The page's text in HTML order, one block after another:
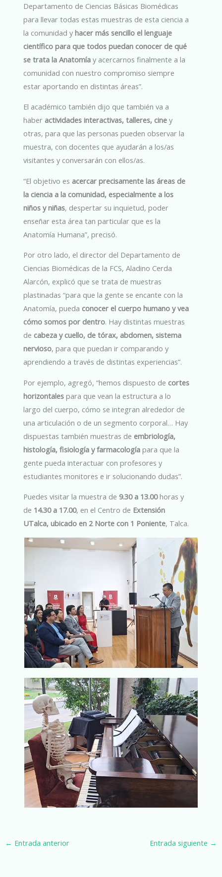
Departamento de Ciencias Básicas Biomédicas
para llevar todas estas muestras de esta ciencia a
la comunidad yhacer más sencillo el lenguaje
científico para que todos puedan conocer de qué
se trata la Anatomía y acercarnos finalmente a la
comunidad con nuestro compromiso siempre
estar aportando en distintas áreas”.
El académico también dijo que también va a
haber actividades interactivas, talleres, cine y
otras, para que las personas pueden observar la
muestra, con docentes que ayudarán a los/as
visitantes y conversarán con ellos/as.
“El objetivo es acercar precisamente las áreas de
la ciencia a la comunidad, especialmente a los
niños y niñas, despertar su inquietud, poder
enseñar esta área tan particular que es la
Anatomía Humana”, precisó.
Por otro lado, el director del Departamento de
Ciencias Biomédicas de la FCS, Aladino Cerda
Alarcón, explicó que se trata de muestras
plastinadas “para que la gente se encante con la
Anatomía, pueda conocer el cuerpo humano y vea
cómo somos por dentro. Hay distintas muestras
de cabeza y cuello, de tórax, abdomen, sistema
nervioso, para que puedan ir comparando y
aprendiendo a través de distintas experiencias”.
Por ejemplo, agregó, “hemos dispuesto de cortes
horizontales para que vean la estructura a lo
largo del cuerpo, cómo se integran alrededor de
una articulación o de un segmento corporal… Hay
dispuestas también muestras de embriología,
histología, fisiología y farmacología para que la
gente pueda interactuar con profesores y
estudiantes monitores e ir solucionando dudas”.
Puedes visitar la muestra de 9.30 a 13.00horas y
de 14.30 a 17.00, en el Centro de Extensión
UTalca, ubicado en 2 Norte con 1 Poniente, Talca.
← Entrada anterior Entrada siguiente →